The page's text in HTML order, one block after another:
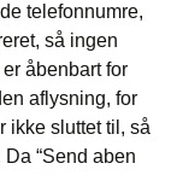
telefonnumre,
så ingen
åbenbart for
aflysning, for
ikke sluttet til, så
“Send aben